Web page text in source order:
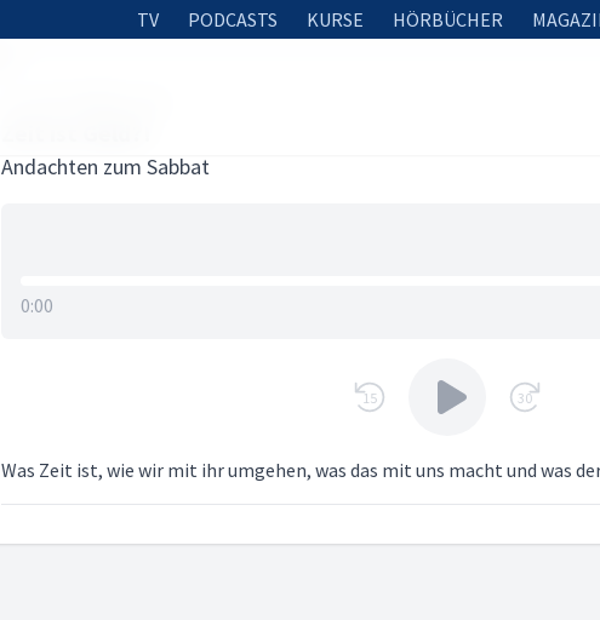
TV PODCASTS KURSE HÖRBÜCHER
Andachten zum Sabbat
0:00
15 30
Was Zeit ist, wie wir mit ihr umgehen, was das mit uns macht und was